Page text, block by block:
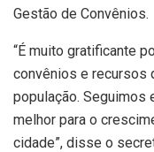
Gestão de Convênios.
“É muito gratificante
convênios e recursos
população. Seguimos
melhor para o
cidade”, disse o